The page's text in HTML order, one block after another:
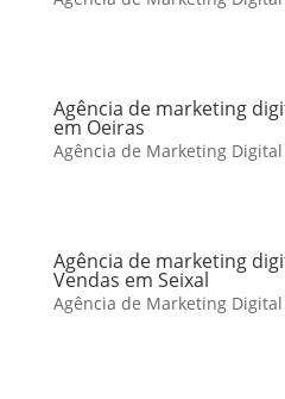
Agência de marketing
em Oeiras
Agência de Marketing
Agência de marketing
Vendas em Seixal
Agência de Marketing